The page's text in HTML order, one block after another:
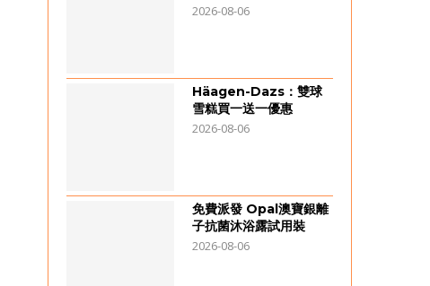
2026-08-06
Häagen-Dazs：雙球
雪糕買一送一優惠
2026-08-06
免費派發 Opal澳寶銀離
子抗菌沐浴露試用裝
2026-08-06